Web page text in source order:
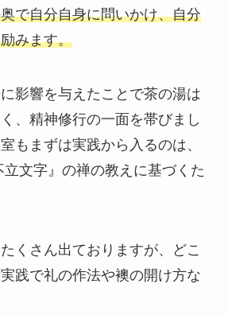
で自分自身に問いかけ、自分
みます。
に影響を与えたことで茶の湯は
、精神修行の一面を帯びまし
もまずは実践から入るのは、
文字』の禅の教えに基づくた
くさん出ておりますが、どこ
践で礼の作法や襖の開け方な